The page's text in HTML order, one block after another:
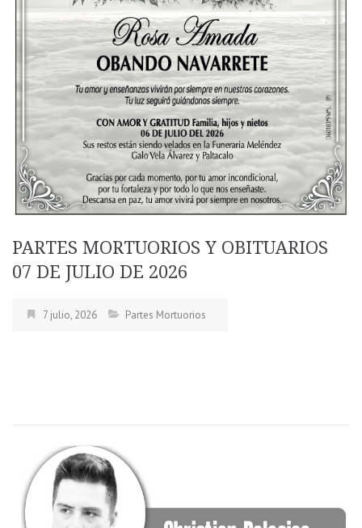
PARTES MORTUORIOS Y OBITUARIOS
07 DE JULIO DE 2026
7 julio, 2026 Partes Mortuorios